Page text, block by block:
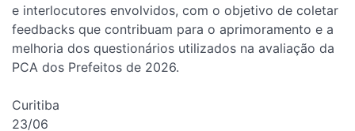
e interlocutores envolvidos, com o objetivo de coletar
feedbacks que contribuam para o aprimoramento e a
melhoria dos questionários utilizados na avaliação da
PCA dos Prefeitos de 2026.
Curitiba
23/06